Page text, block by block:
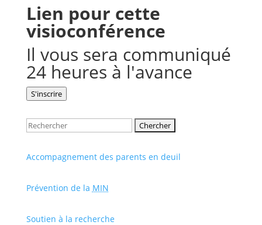
Lien pour cette
visioconférence
Il vous sera communiqué
24 heures à l'avance
S'inscrire
Rechercher:
Accompagnement des parents en deuil
Prévention de la MIN
Soutien à la recherche